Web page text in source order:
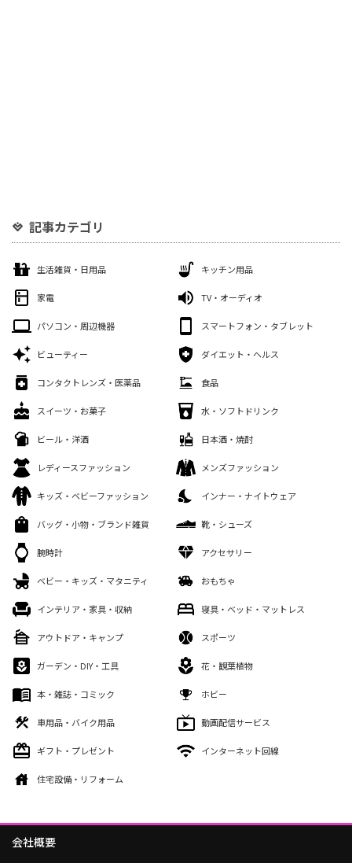
記事カテゴリ
生活雑貨・日用品 キッチン用品
家電 TV・オーディオ
パソコン・周辺機器 スマートフォン・タブレット
ビューティー ダイエット・ヘルス
コンタクトレンズ・医薬品 食品
スイーツ・お菓子 水・ソフトドリンク
ビール・洋酒 日本酒・焼酎
レディースファッション メンズファッション
キッズ・ベビーファッション インナー・ナイトウェア
バッグ・小物・ブランド雑貨 靴・シューズ
腕時計 アクセサリー
ベビー・キッズ・マタニティ おもちゃ
インテリア・家具・収納 寝具・ベッド・マットレス
アウトドア・キャンプ スポーツ
ガーデン・DIY・工具 花・観葉植物
本・雑誌・コミック ホビー
車用品・バイク用品 動画配信サービス
ギフト・プレゼント インターネット回線
住宅設備・リフォーム
会社概要